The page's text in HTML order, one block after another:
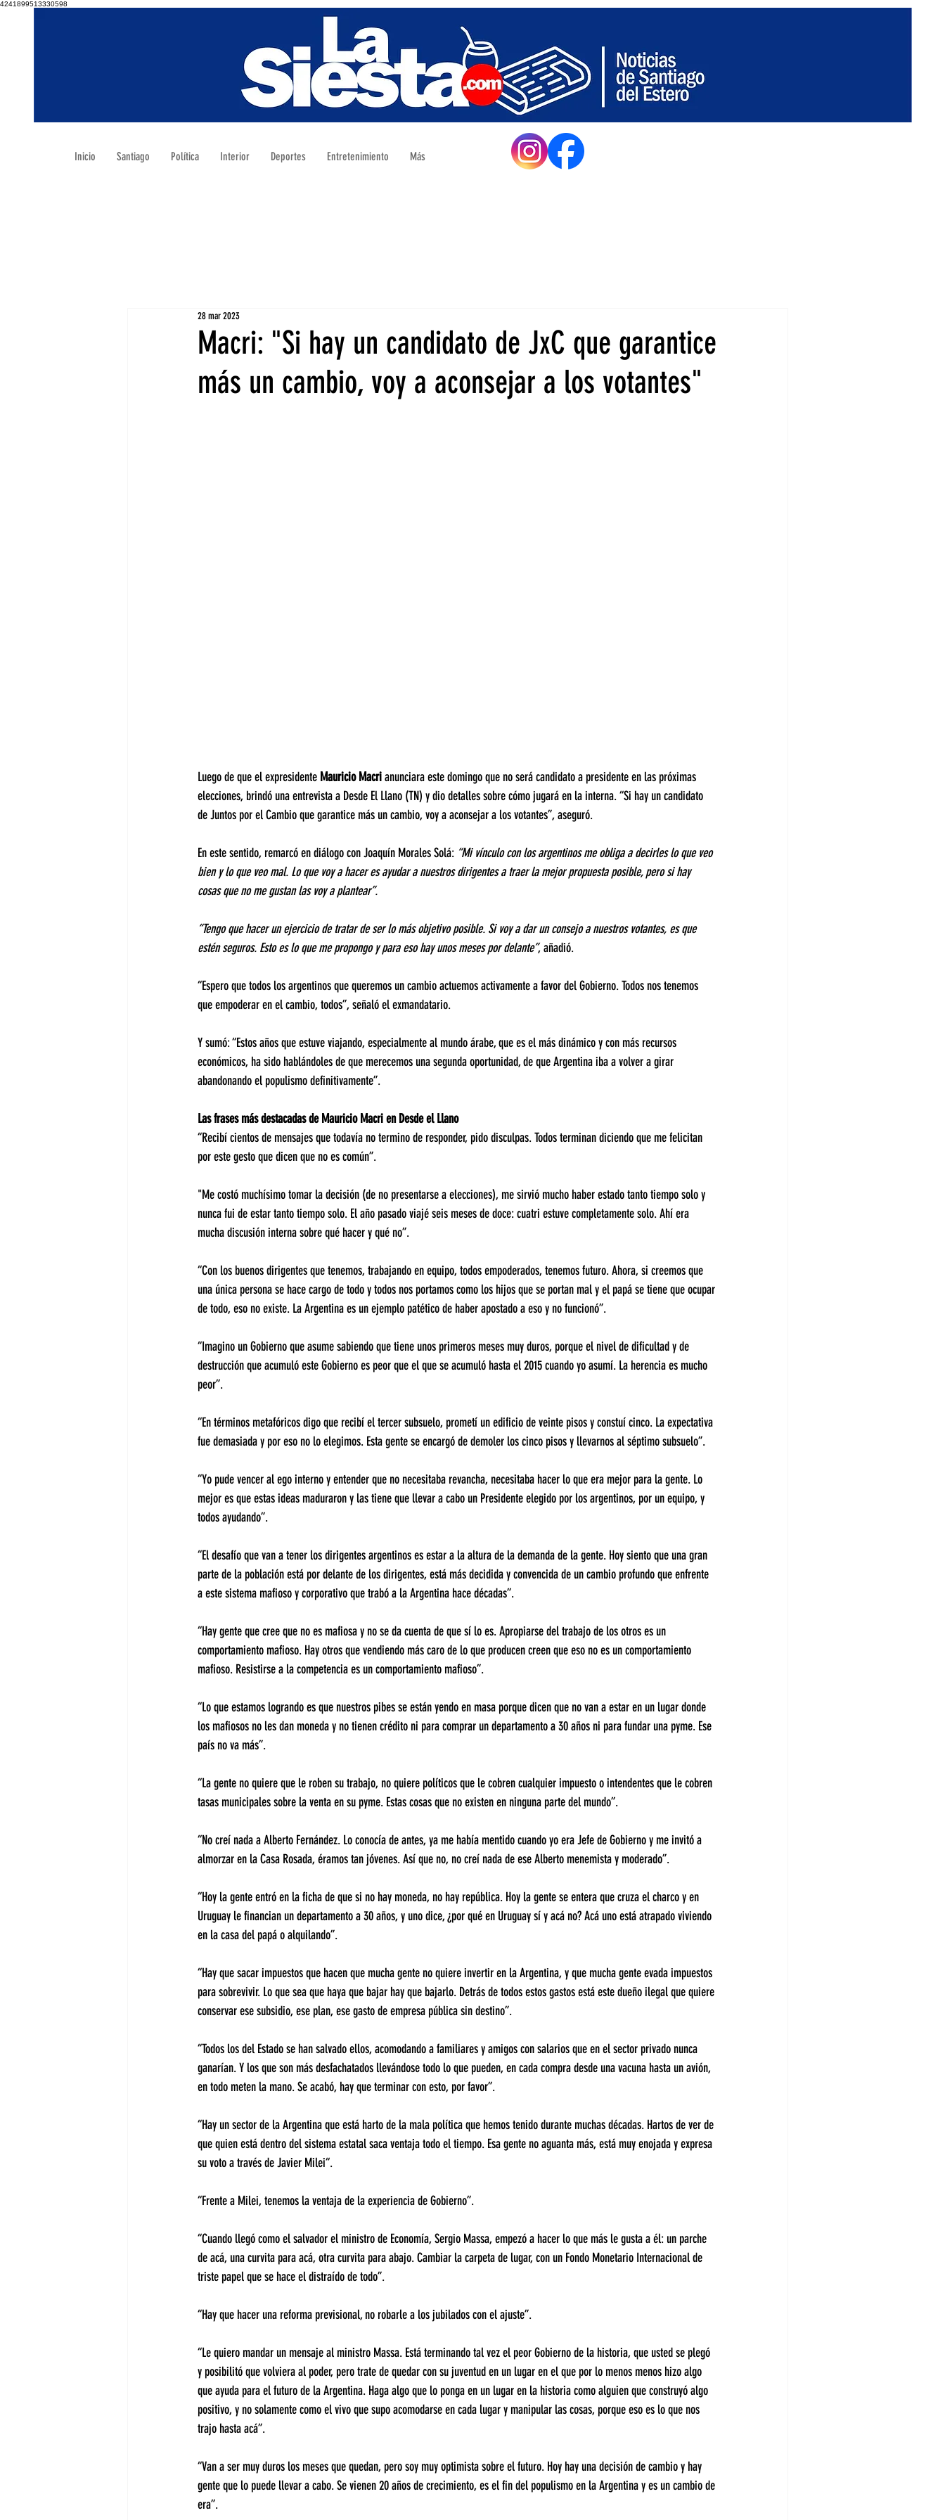
4241899513330598
Inicio Santiago Política Interior Deportes Entretenimiento Más
Macri: "Si hay un candidato de JxC que garantice
más un cambio, voy a aconsejar a los votantes"
28 mar 2023
Luego de que el expresidente Mauricio Macri anunciara este domingo que no será candidato a presidente en las próximas
elecciones, brindó una entrevista a Desde El Llano (TN) y dio detalles sobre cómo jugará en la interna. “Si hay un candidato
de Juntos por el Cambio que garantice más un cambio, voy a aconsejar a los votantes”, aseguró.
En este sentido, remarcó en diálogo con Joaquín Morales Solá: “Mi vínculo con los argentinos me obliga a decirles lo que veo
bien y lo que veo mal. Lo que voy a hacer es ayudar a nuestros dirigentes a traer la mejor propuesta posible, pero si hay
cosas que no me gustan las voy a plantear”.
“Tengo que hacer un ejercicio de tratar de ser lo más objetivo posible. Si voy a dar un consejo a nuestros votantes, es que
estén seguros. Esto es lo que me propongo y para eso hay unos meses por delante”, añadió.
“Espero que todos los argentinos que queremos un cambio actuemos activamente a favor del Gobierno. Todos nos tenemos
que empoderar en el cambio, todos”, señaló el exmandatario.
Y sumó: “Estos años que estuve viajando, especialmente al mundo árabe, que es el más dinámico y con más recursos
económicos, ha sido hablándoles de que merecemos una segunda oportunidad, de que Argentina iba a volver a girar
abandonando el populismo definitivamente”.
Las frases más destacadas de Mauricio Macri en Desde el Llano
“Recibí cientos de mensajes que todavía no termino de responder, pido disculpas. Todos terminan diciendo que me felicitan
por este gesto que dicen que no es común”.
"Me costó muchísimo tomar la decisión (de no presentarse a elecciones), me sirvió mucho haber estado tanto tiempo solo y
nunca fui de estar tanto tiempo solo. El año pasado viajé seis meses de doce: cuatri estuve completamente solo. Ahí era
mucha discusión interna sobre qué hacer y qué no”.
“Con los buenos dirigentes que tenemos, trabajando en equipo, todos empoderados, tenemos futuro. Ahora, si creemos que
una única persona se hace cargo de todo y todos nos portamos como los hijos que se portan mal y el papá se tiene que ocupar
de todo, eso no existe. La Argentina es un ejemplo patético de haber apostado a eso y no funcionó”.
“Imagino un Gobierno que asume sabiendo que tiene unos primeros meses muy duros, porque el nivel de dificultad y de
destrucción que acumuló este Gobierno es peor que el que se acumuló hasta el 2015 cuando yo asumí. La herencia es mucho
peor”.
“En términos metafóricos digo que recibí el tercer subsuelo, prometí un edificio de veinte pisos y constuí cinco. La expectativa
fue demasiada y por eso no lo elegimos. Esta gente se encargó de demoler los cinco pisos y llevarnos al séptimo subsuelo”.
“Yo pude vencer al ego interno y entender que no necesitaba revancha, necesitaba hacer lo que era mejor para la gente. Lo
mejor es que estas ideas maduraron y las tiene que llevar a cabo un Presidente elegido por los argentinos, por un equipo, y
todos ayudando”.
“El desafío que van a tener los dirigentes argentinos es estar a la altura de la demanda de la gente. Hoy siento que una gran
parte de la población está por delante de los dirigentes, está más decidida y convencida de un cambio profundo que enfrente
a este sistema mafioso y corporativo que trabó a la Argentina hace décadas”.
“Hay gente que cree que no es mafiosa y no se da cuenta de que sí lo es. Apropiarse del trabajo de los otros es un
comportamiento mafioso. Hay otros que vendiendo más caro de lo que producen creen que eso no es un comportamiento
mafioso. Resistirse a la competencia es un comportamiento mafioso”.
“Lo que estamos logrando es que nuestros pibes se están yendo en masa porque dicen que no van a estar en un lugar donde
los mafiosos no les dan moneda y no tienen crédito ni para comprar un departamento a 30 años ni para fundar una pyme. Ese
país no va más”.
“La gente no quiere que le roben su trabajo, no quiere políticos que le cobren cualquier impuesto o intendentes que le cobren
tasas municipales sobre la venta en su pyme. Estas cosas que no existen en ninguna parte del mundo”.
“No creí nada a Alberto Fernández. Lo conocía de antes, ya me había mentido cuando yo era Jefe de Gobierno y me invitó a
almorzar en la Casa Rosada, éramos tan jóvenes. Así que no, no creí nada de ese Alberto menemista y moderado”.
“Hoy la gente entró en la ficha de que si no hay moneda, no hay república. Hoy la gente se entera que cruza el charco y en
Uruguay le financian un departamento a 30 años, y uno dice, ¿por qué en Uruguay sí y acá no? Acá uno está atrapado viviendo
en la casa del papá o alquilando”.
“Hay que sacar impuestos que hacen que mucha gente no quiere invertir en la Argentina, y que mucha gente evada impuestos
para sobrevivir. Lo que sea que haya que bajar hay que bajarlo. Detrás de todos estos gastos está este dueño ilegal que quiere
conservar ese subsidio, ese plan, ese gasto de empresa pública sin destino”.
“Todos los del Estado se han salvado ellos, acomodando a familiares y amigos con salarios que en el sector privado nunca
ganarían. Y los que son más desfachatados llevándose todo lo que pueden, en cada compra desde una vacuna hasta un avión,
en todo meten la mano. Se acabó, hay que terminar con esto, por favor”.
“Hay un sector de la Argentina que está harto de la mala política que hemos tenido durante muchas décadas. Hartos de ver de
que quien está dentro del sistema estatal saca ventaja todo el tiempo. Esa gente no aguanta más, está muy enojada y expresa
su voto a través de Javier Milei“.
“Frente a Milei, tenemos la ventaja de la experiencia de Gobierno”.
“Cuando llegó como el salvador el ministro de Economía, Sergio Massa, empezó a hacer lo que más le gusta a él: un parche
de acá, una curvita para acá, otra curvita para abajo. Cambiar la carpeta de lugar, con un Fondo Monetario Internacional de
triste papel que se hace el distraído de todo”.
“Hay que hacer una reforma previsional, no robarle a los jubilados con el ajuste”.
“Le quiero mandar un mensaje al ministro Massa. Está terminando tal vez el peor Gobierno de la historia, que usted se plegó
y posibilitó que volviera al poder, pero trate de quedar con su juventud en un lugar en el que por lo menos menos hizo algo
que ayuda para el futuro de la Argentina. Haga algo que lo ponga en un lugar en la historia como alguien que construyó algo
positivo, y no solamente como el vivo que supo acomodarse en cada lugar y manipular las cosas, porque eso es lo que nos
trajo hasta acá”.
“Van a ser muy duros los meses que quedan, pero soy muy optimista sobre el futuro. Hoy hay una decisión de cambio y hay
gente que lo puede llevar a cabo. Se vienen 20 años de crecimiento, es el fin del populismo en la Argentina y es un cambio de
era”.